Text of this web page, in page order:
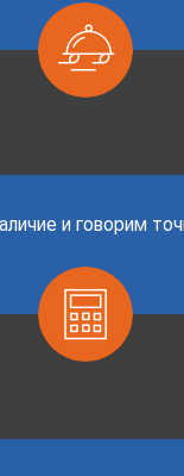
и говорим